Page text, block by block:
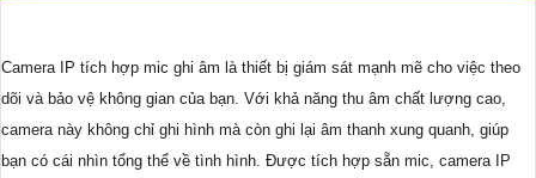
Camera IP tích hợp mic ghi âm là thiết bị giám sát mạnh mẽ cho việc theo
dõi và bảo vệ không gian của bạn. Với khả năng thu âm chất lượng cao,
camera này không chỉ ghi hình mà còn ghi lại âm thanh xung quanh, giúp
bạn có cái nhìn tổng thể về tình hình. Được tích hợp sẵn mic, camera IP